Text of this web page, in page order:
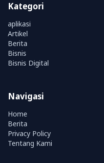
Kategori
aplikasi
Artikel
Berita
Bisnis
Bisnis Digital
Navigasi
Home
Berita
Privacy Policy
Tentang Kami